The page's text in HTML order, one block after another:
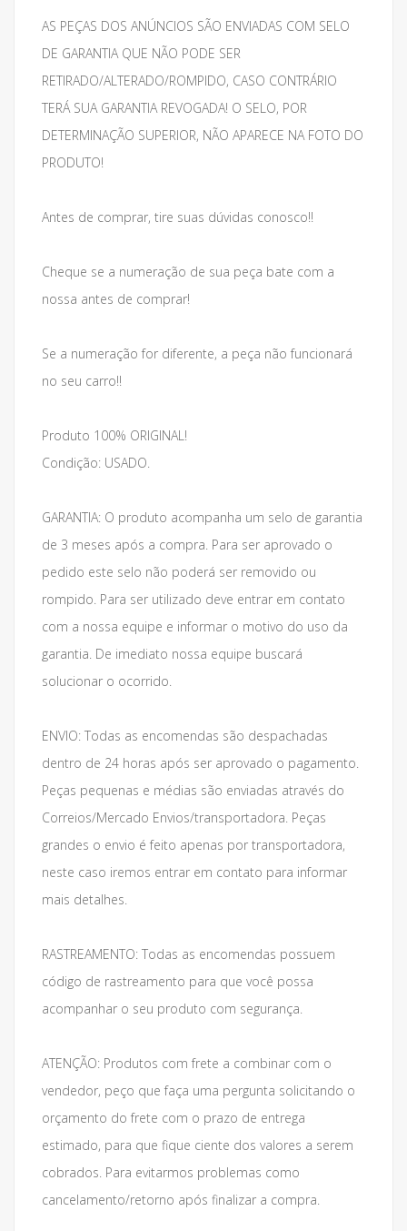
AS PEÇAS DOS ANÚNCIOS SÃO ENVIADAS COM SELO
DE GARANTIA QUE NÃO PODE SER
RETIRADO/ALTERADO/ROMPIDO, CASO CONTRÁRIO
TERÁ SUA GARANTIA REVOGADA! O SELO, POR
DETERMINAÇÃO SUPERIOR, NÃO APARECE NA FOTO DO
PRODUTO!
Antes de comprar, tire suas dúvidas conosco!!
Cheque se a numeração de sua peça bate com a
nossa antes de comprar!
Se a numeração for diferente, a peça não funcionará
no seu carro!!
Produto 100% ORIGINAL!
Condição: USADO.
GARANTIA: O produto acompanha um selo de garantia
de 3 meses após a compra. Para ser aprovado o
pedido este selo não poderá ser removido ou
rompido. Para ser utilizado deve entrar em contato
com a nossa equipe e informar o motivo do uso da
garantia. De imediato nossa equipe buscará
solucionar o ocorrido.
ENVIO: Todas as encomendas são despachadas
dentro de 24 horas após ser aprovado o pagamento.
Peças pequenas e médias são enviadas através do
Correios/Mercado Envios/transportadora. Peças
grandes o envio é feito apenas por transportadora,
neste caso iremos entrar em contato para informar
mais detalhes.
RASTREAMENTO: Todas as encomendas possuem
código de rastreamento para que você possa
acompanhar o seu produto com segurança.
ATENÇÃO: Produtos com frete a combinar com o
vendedor, peço que faça uma pergunta solicitando o
orçamento do frete com o prazo de entrega
estimado, para que fique ciente dos valores a serem
cobrados. Para evitarmos problemas como
cancelamento/retorno após finalizar a compra.